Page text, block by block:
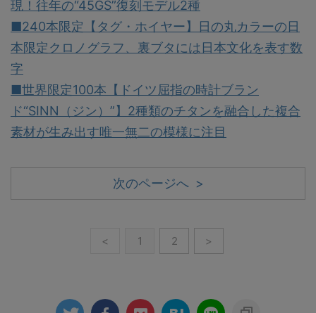
現！往年の“45GS”復刻モデル2種
■240本限定【タグ・ホイヤー】日の丸カラーの日
本限定クロノグラフ、裏ブタには日本文化を表す数
字
■世界限定100本【ドイツ屈指の時計ブラン
ド“SINN（ジン）”】2種類のチタンを融合した複合
素材が生み出す唯一無二の模様に注目
次のページへ >
< 1 2 >